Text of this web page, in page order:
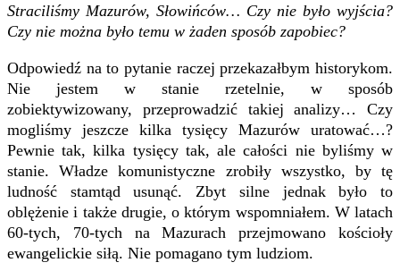
Straciliśmy Mazurów, Słowińców… Czy nie było wyjścia?
Czy nie można było temu w żaden sposób zapobiec?
Odpowiedź na to pytanie raczej przekazałbym historykom.
Nie jestem w stanie rzetelnie, w sposób
zobiektywizowany, przeprowadzić takiej analizy… Czy
mogliśmy jeszcze kilka tysięcy Mazurów uratować…?
Pewnie tak, kilka tysięcy tak, ale całości nie byliśmy w
stanie. Władze komunistyczne zrobiły wszystko, by tę
ludność stamtąd usunąć. Zbyt silne jednak było to
oblężenie i także drugie, o którym wspomniałem. W latach
60-tych, 70-tych na Mazurach przejmowano kościoły
ewangelickie siłą. Nie pomagano tym ludziom.